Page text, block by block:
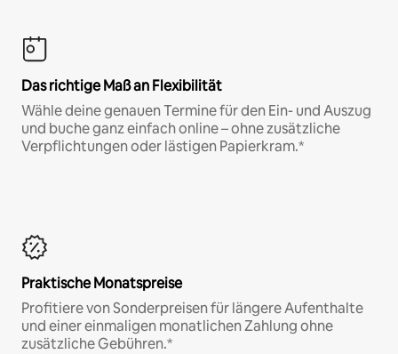
Das richtige Maß an Flexibilität
Wähle deine genauen Termine für den Ein- und Auszug
und buche ganz einfach online – ohne zusätzliche
Verpflichtungen oder lästigen Papierkram.*
Praktische Monatspreise
Profitiere von Sonderpreisen für längere Aufenthalte
und einer einmaligen monatlichen Zahlung ohne
zusätzliche Gebühren.*